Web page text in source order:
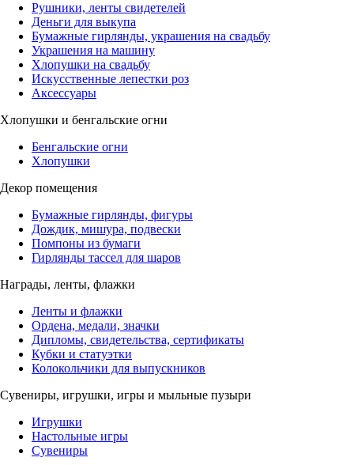
Рушники, ленты свидетелей
Деньги для выкупа
Бумажные гирлянды, украшения на свадьбу
Украшения на машину
Хлопушки на свадьбу
Искусственные лепестки роз
Аксессуары
Хлопушки и бенгальские огни
Бенгальские огни
Хлопушки
Декор помещения
Бумажные гирлянды, фигуры
Дождик, мишура, подвески
Помпоны из бумаги
Гирлянды тассел для шаров
Награды, ленты, флажки
Ленты и флажки
Ордена, медали, значки
Дипломы, свидетельства, сертификаты
Кубки и статуэтки
Колокольчики для выпускников
Сувениры, игрушки, игры и мыльные пузыри
Игрушки
Настольные игры
Сувениры